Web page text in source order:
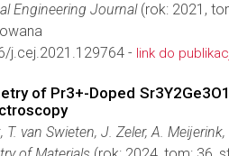
Engineering Journal(rok: 2021,
j.cej.2021.129764 - link do
of Pr3+-Doped
T. van Swieten, J. Zeler, A. Meijerink,